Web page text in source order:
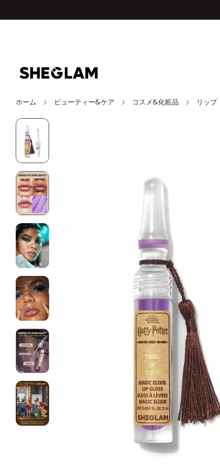
ホーム ビューティー&ケア コスメ&化粧品 リップ